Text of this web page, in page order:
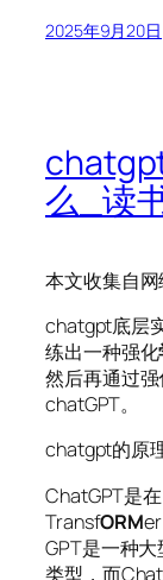
2025年9月20日
么_读
本文收集自网
chatgpt底层
练出一种强化
然后再通过
chatGPT。
chatgpt的原
ChatGPT是
TransfORM
GPT是一种
类型，而